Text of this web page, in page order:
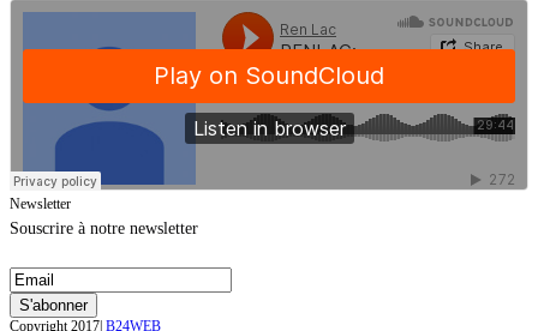
Newsletter
Souscrire à notre newsletter
Copyright 2017| B24WEB